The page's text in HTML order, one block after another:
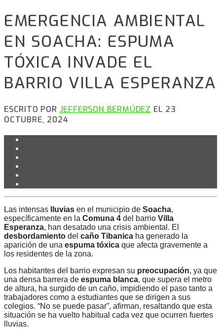
EMERGENCIA AMBIENTAL
EN SOACHA: ESPUMA
TÓXICA INVADE EL
BARRIO VILLA ESPERANZA
ESCRITO POR JEFFERSON BERMÚDEZ EL 23
OCTUBRE, 2024
Las intensas lluvias en el municipio de Soacha,
específicamente en la Comuna 4 del barrio Villa
Esperanza, han desatado una crisis ambiental. El
desbordamiento del caño Tibanica ha generado la
aparición de una espuma tóxica que afecta gravemente a
los residentes de la zona.
Los habitantes del barrio expresan su preocupación, ya que
una densa barrera de espuma blanca, que supera el metro
de altura, ha surgido de un caño, impidiendo el paso tanto a
trabajadores como a estudiantes que se dirigen a sus
colegios. “No se puede pasar”, afirman, resaltando que esta
situación se ha vuelto habitual cada vez que ocurren fuertes
lluvias.